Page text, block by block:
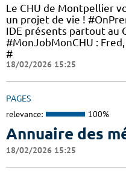
Le CHU de Montpellier
un projet de vie !
IDE présents partout au
#MonJobMonCHU :
#
18/02/2026 15:25
PAGES
relevance: 100%
Annuaire des
18/02/2026 15:25